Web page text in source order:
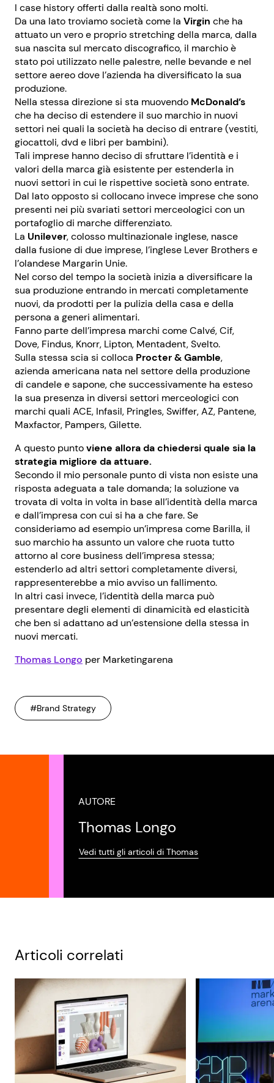
I case history offerti dalla realtà sono molti.
Da una lato troviamo società come la Virgin che ha
attuato un vero e proprio stretching della marca, dalla
sua nascita sul mercato discografico, il marchio è
stato poi utilizzato nelle palestre, nelle bevande e nel
settore aereo dove l’azienda ha diversificato la sua
produzione.
Nella stessa direzione si sta muovendo McDonald’s
che ha deciso di estendere il suo marchio in nuovi
settori nei quali la società ha deciso di entrare (vestiti,
giocattoli, dvd e libri per bambini).
Tali imprese hanno deciso di sfruttare l’identità e i
valori della marca già esistente per estenderla in
nuovi settori in cui le rispettive società sono entrate.
Dal lato opposto si collocano invece imprese che sono
presenti nei più svariati settori merceologici con un
portafoglio di marche differenziato.
La Unilever, colosso multinazionale inglese, nasce
dalla fusione di due imprese, l’inglese Lever Brothers e
l’olandese Margarin Unie.
Nel corso del tempo la società inizia a diversificare la
sua produzione entrando in mercati completamente
nuovi, da prodotti per la pulizia della casa e della
persona a generi alimentari.
Fanno parte dell’impresa marchi come Calvé, Cif,
Dove, Findus, Knorr, Lipton, Mentadent, Svelto.
Sulla stessa scia si colloca Procter & Gamble,
azienda americana nata nel settore della produzione
di candele e sapone, che successivamente ha esteso
la sua presenza in diversi settori merceologici con
marchi quali ACE, Infasil, Pringles, Swiffer, AZ, Pantene,
Maxfactor, Pampers, Gilette.
A questo puntoviene allora da chiedersi quale sia la
strategia migliore da attuare.
Secondo il mio personale punto di vista non esiste una
risposta adeguata a tale domanda; la soluzione va
trovata di volta in volta in base all’identità della marca
e dall’impresa con cui si ha a che fare. Se
consideriamo ad esempio un’impresa come Barilla, il
suo marchio ha assunto un valore che ruota tutto
attorno al core business dell’impresa stessa;
estenderlo ad altri settori completamente diversi,
rappresenterebbe a mio avviso un fallimento.
In altri casi invece, l’identità della marca può
presentare degli elementi di dinamicità ed elasticità
che ben si adattano ad un’estensione della stessa in
nuovi mercati.
Thomas Longo per Marketingarena
#Brand Strategy
AUTORE
Thomas Longo
Vedi tutti gli articoli di Thomas
Articoli correlati